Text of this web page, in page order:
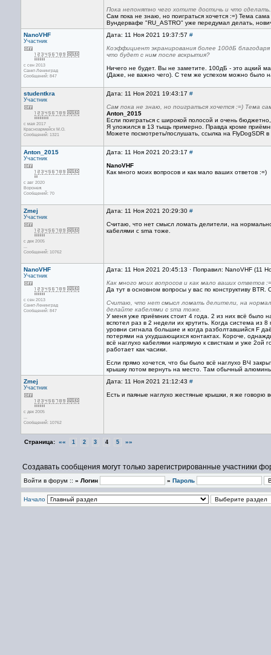
Пока непонятно чего хотите достичь и что сделать.
Сам пока не знаю, но поиграться хочется :=) Тема
Вундервафе "RU_ASTRO" уже передумал делать,
NanoVHF
Участник
с сен 2013
Санкт-Ленинград
Сообщений: 847
Дата: 11 Ноя 2021 19:37:57 #
Коэффициент экранирования более 100дБ благодаря
что будет с ним после вскрытия?
Ничего не будет. Вы не заметите. 100дБ - это ацкий
(Даже, не важно чего). С тем же успехом можно было
studentkra
Участник
с мая 2017
Красноармейск М.О.
Сообщений: 1321
Дата: 11 Ноя 2021 19:43:17 #
Сам пока не знаю, но поиграться хочется :=) Тема
Anton_2015
Если поиграться с широкой полосой и очень
Я уложился в 13 тыщь примерно. Правда кроме
Можете посмотреть/послушать, ссылка на FlyDogSDR
Anton_2015
Участник
с авг 2020
Воронеж
Сообщений: 70
Дата: 11 Ноя 2021 20:23:17 #
NanoVHF
Как много моих вопросов и как мало ваших ответов :=)
Zmej
Участник
с дек 2005
...
Сообщений: 10762
Дата: 11 Ноя 2021 20:29:30 #
Считаю, что нет смысл ломать делители, на
кабелями с sma тоже.
NanoVHF
Участник
с сен 2013
Санкт-Ленинград
Сообщений: 847
Дата: 11 Ноя 2021 20:45:13 · Поправил: NanoVHF (11
Как много моих вопросов и как мало ваших ответов
Да тут в основном вопросы у вас по конструктиву
Считаю, что нет смысл ломать делители, на
делайте кабелями с sma тоже.
У меня уже приёмник стоит 4 года. 2 из них всё было
вспотел раз в 2 недели их крутить. Когда система из
уровни сигнала большие и когда разболтавшийся F
потерями на ухудшающихся контактах. Короче,
всё наглухо кабелями напрямую к свисткам и уже
работает как часики.
Если прямо хочется, что бы было всё наглухо ВЧ
крышку потом вернуть на место. Там обычный
Zmej
Участник
с дек 2005
...
Сообщений: 10762
Дата: 11 Ноя 2021 21:12:43 #
Есть и паяные наглухо жестяные крышки, я же говорю
Страница: «« 1 2 3 4 5 »»
Создавать сообщения могут только зарегистрированные участники
Войти в форум :: » Логин » Пароль
Начало